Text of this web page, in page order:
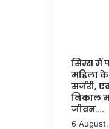
सिम्स में
महिला
सर्जरी,
निकाल
जीवन….
6